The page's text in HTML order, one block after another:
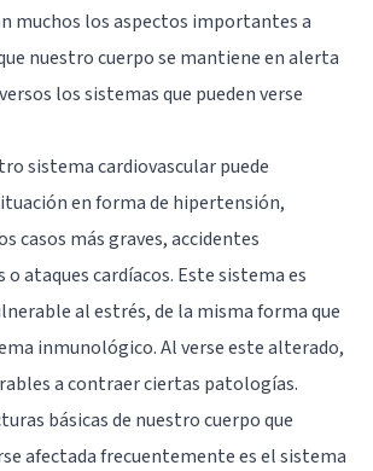
muchos los aspectos importantes a
nuestro cuerpo se mantiene en alerta
los sistemas que pueden verse
sistema cardiovascular puede
en forma de hipertensión,
casos más graves, accidentes
o ataques cardíacos. Este sistema es
al estrés, de la misma forma que
inmunológico. Al verse este alterado,
a contraer ciertas patologías.
básicas de nuestro cuerpo que
afectada frecuentemente es el sistema